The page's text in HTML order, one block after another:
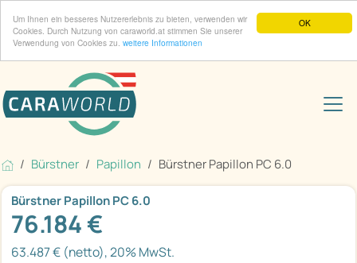
OK
Um Ihnen ein besseres Nutzererlebnis zu bieten, verwenden wir
Cookies. Durch Nutzung von caraworld.at stimmen Sie unserer
Verwendung von Cookies zu. weitere Informationen
Bürstner Papillon Bürstner Papillon PC 6.0
Bürstner Papillon PC 6.0
76.184 €
63.487 € (netto), 20% MwSt.